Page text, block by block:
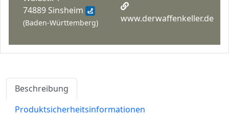
74889 Sinsheim
(Baden-Württemberg) www.derwaffenkeller.de
Beschreibung
Produktsicherheitsinformationen